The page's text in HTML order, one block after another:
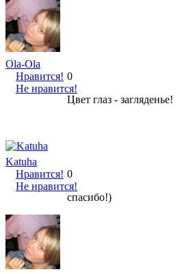
Ola-Ola
Нравится!
Не нравится!
0
Цвет глаз - загляденье!
Katuha
Нравится!
Не нравится!
0
спасибо!)